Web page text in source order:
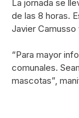
La jornada se
de las 8 horas.
Javier
“Para mayor
comunales.
mascotas”,